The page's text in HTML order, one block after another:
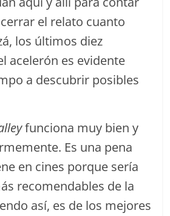
el relato cuanto
los últimos diez
acelerón es evidente
a descubrir posibles
funciona muy bien y
Es una pena
en cines porque sería
recomendables de la
así, es de los mejores